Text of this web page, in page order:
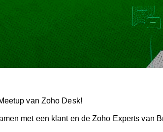
van Zoho Desk!
met een klant en de Zoho Experts van